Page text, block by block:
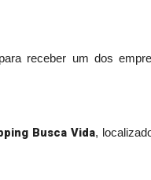
receber um dos
Busca Vida,